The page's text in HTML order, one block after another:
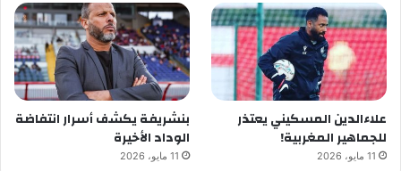
علاءالدين المسكيني يعتذر
للجماهير المغربية!
11 مايو، 2026
بنشريفة يكشف أسرار انتفاضة
الوداد الأخيرة
11 مايو، 2026